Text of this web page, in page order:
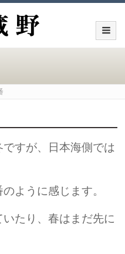
すが、
日本海側では
ように感じます。
たり、春はまだ先に